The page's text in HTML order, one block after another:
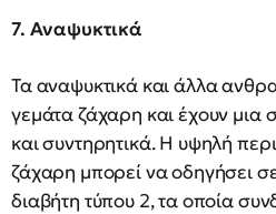
7. Αναψυκτικά
Τα αναψυκτικά και άλλα
γεμάτα ζάχαρη και έχουν μια
και συντηρητικά. Η υψηλή
ζάχαρη μπορεί να οδηγήσει
διαβήτη τύπου 2, τα οποία